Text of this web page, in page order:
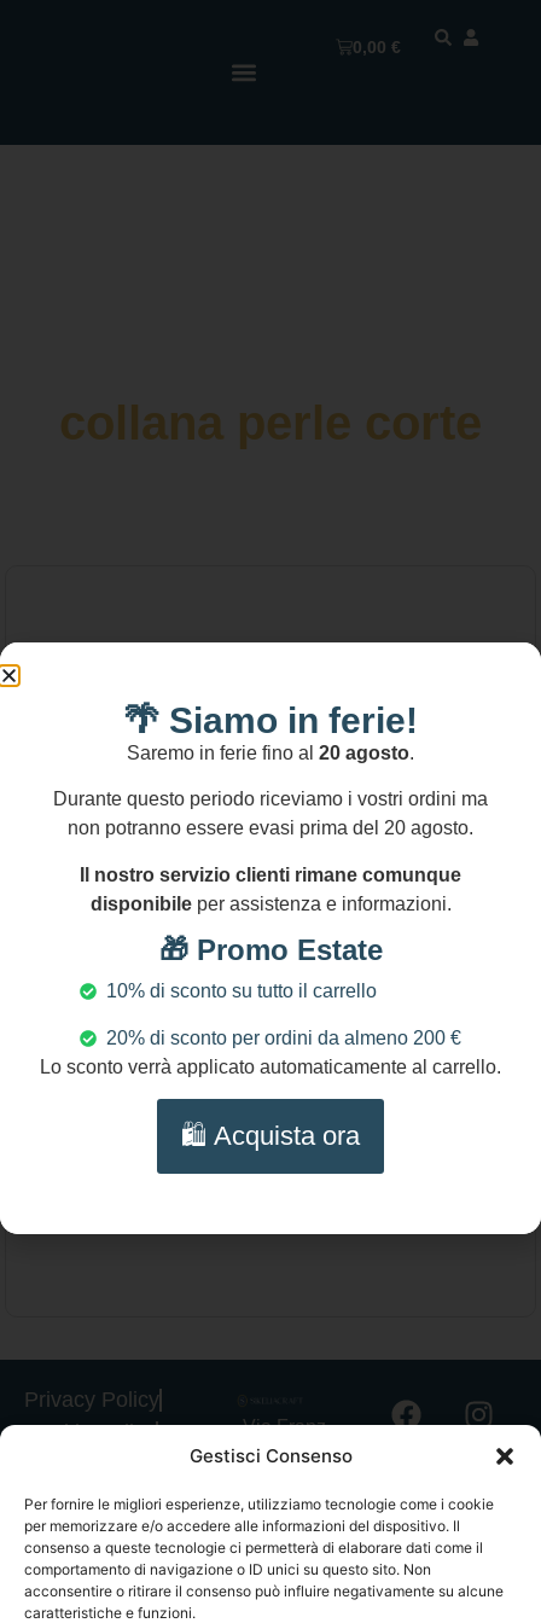
Gestisci Consenso
Per fornire le migliori esperienze, utilizziamo tecnologie come i cookie
per memorizzare e/o accedere alle informazioni del dispositivo. Il
consenso a queste tecnologie ci permetterà di elaborare dati come il
comportamento di navigazione o ID unici su questo sito. Non
acconsentire o ritirare il consenso può influire negativamente su alcune
caratteristiche e funzioni.
0,00€
collana perle corte
80,00€
Collana quattro fili Perle Maiorca bianche –
Girocollo choker artigianale con chiusura in
filigrana dorata
Aggiungi al carrello
Privacy Policy
Cookie Policy
Spedizioni
Informativa
GPSR
Termini e
Via Franz
Fischietti, 15
Palermo
+39
3939546162
info@sikeliac
🌴 Siamo in ferie!
Saremo in ferie fino al 20 agosto.
Durante questo periodo riceviamo i vostri ordini ma
non potranno essere evasi prima del 20 agosto.
Il nostro servizio clienti rimane comunque
disponibileper assistenza e informazioni.
🎁 Promo Estate
10% di sconto su tutto il carrello
20% di sconto per ordini da almeno 200 €
Lo sconto verrà applicato automaticamente al carrello.
🛍️ Acquista ora